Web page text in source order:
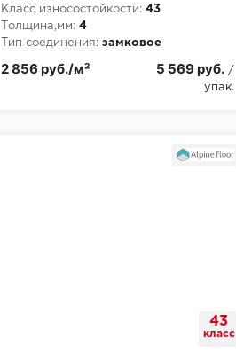
Класс износостойкости: 43
Толщина,мм: 4
Тип соединения: замковое
2 856 руб./м² 5 569 руб. /
упак.
43
класс